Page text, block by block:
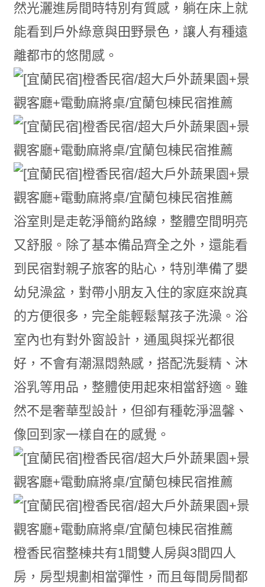
然光灑進房間時特別有質感，躺在床上就
能看到戶外綠意與田野景色，讓人有種遠
離都市的悠閒感。
浴室則是走乾淨簡約路線，整體空間明亮
又舒服。除了基本備品齊全之外，還能看
到民宿對親子旅客的貼心，特別準備了嬰
幼兒澡盆，對帶小朋友入住的家庭來說真
的方便很多，完全能輕鬆幫孩子洗澡。浴
室內也有對外窗設計，通風與採光都很
好，不會有潮濕悶熱感，搭配洗髮精、沐
浴乳等用品，整體使用起來相當舒適。雖
然不是奢華型設計，但卻有種乾淨溫馨、
像回到家一樣自在的感覺。
橙香民宿整棟共有1間雙人房與3間四人
房，房型規劃相當彈性，而且每間房間都